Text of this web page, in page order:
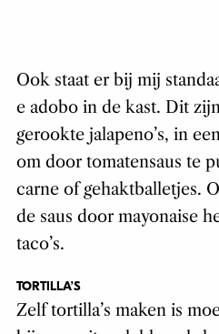
Ook staat er bij mij
e adobo in de kast. Dit
gerookte jalapeno’s, in
om door tomatensaus te
carne of gehaktballetjes.
de saus door mayonaise
taco’s.
TORTILLA’S
Zelf tortilla’s maken is